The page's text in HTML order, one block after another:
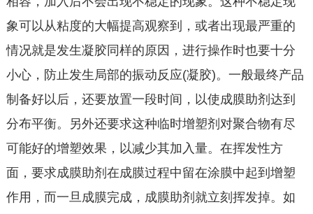
象可以从粘度的大幅提高观察到，或者出现最严重的
情况就是发生凝胶同样的原因，进行操作时也要十分
小心，防止发生局部的振动反应(凝胶)。一般最终产品
制备好以后，还要放置一段时间，以使成膜助剂达到
分布平衡。另外还要求这种临时增塑剂对聚合物有尽
可能好的增塑效果，以减少其加入量。在挥发性方
面，要求成膜助剂在成膜过程中留在涂膜中起到增塑
作用，而一旦成膜完成，成膜助剂就立刻挥发掉。如